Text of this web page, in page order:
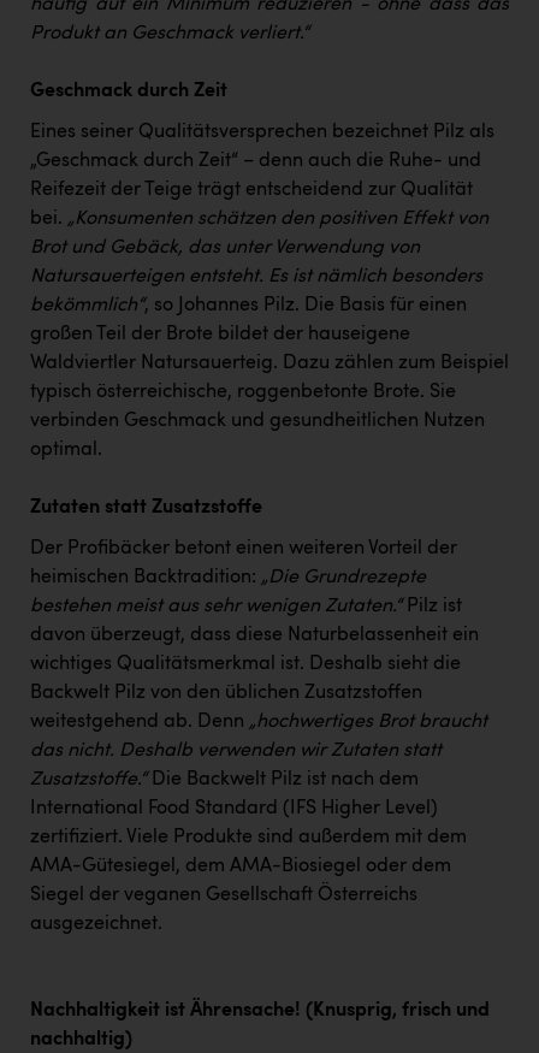
häufig auf ein Minimum reduzieren - ohne dass das
Produkt an Geschmack verliert.“
Geschmack durch Zeit
Eines seiner Qualitätsversprechen bezeichnet Pilz als
„Geschmack durch Zeit“ – denn auch die Ruhe- und
Reifezeit der Teige trägt entscheidend zur Qualität
bei. „Konsumenten schätzen den positiven Effekt von
Brot und Gebäck, das unter Verwendung von
Natursauerteigen entsteht. Es ist nämlich besonders
bekömmlich“, so Johannes Pilz. Die Basis für einen
großen Teil der Brote bildet der hauseigene
Waldviertler Natursauerteig. Dazu zählen zum Beispiel
typisch österreichische, roggenbetonte Brote. Sie
verbinden Geschmack und gesundheitlichen Nutzen
optimal.
Zutaten statt Zusatzstoffe
Der Profibäcker betont einen weiteren Vorteil der
heimischen Backtradition: „Die Grundrezepte
bestehen meist aus sehr wenigen Zutaten.“Pilz ist
davon überzeugt, dass diese Naturbelassenheit ein
wichtiges Qualitätsmerkmal ist. Deshalb sieht die
Backwelt Pilz von den üblichen Zusatzstoffen
weitestgehend ab. Denn „hochwertiges Brot braucht
das nicht. Deshalb verwenden wir Zutaten statt
Zusatzstoffe.“Die Backwelt Pilz ist nach dem
International Food Standard (IFS Higher Level)
zertifiziert. Viele Produkte sind außerdem mit dem
AMA-Gütesiegel, dem AMA-Biosiegel oder dem
Siegel der veganen Gesellschaft Österreichs
ausgezeichnet.
Nachhaltigkeit ist Ährensache! (Knusprig, frisch und
nachhaltig)